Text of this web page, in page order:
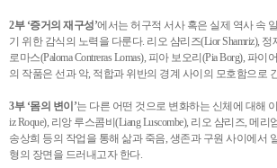
2부 ‘증거의 재구성’에서는 허구적 서사 혹은 실제 역사 속
기 위한 감식의 노력을 다룬다. 리오 샴리즈(Lior Shamriz),
로마스(Paloma Contreras Lomas), 피아 보오리(Pia Borg), 파이
의 작품은 선과 악, 적합과 위반의 경계 사이의 모호함으로
3부 ‘몸의 변이’는 다른 어떤 것으로 변화하는 신체에 대해
iz Roque), 리앙 루스콤비(Liang Luscombe), 리오 샴리즈, 메리
송상희 등의 작업을 통해 삶과 죽음, 생존과 구원 사이에서
형의 장면을 드러내고자 한다.